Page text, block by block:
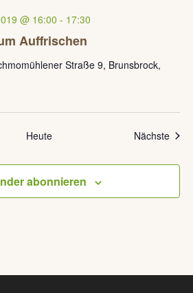
Auffrischen
@ 16:00 - 17:30
Straße 9, Brunsbrock,
Heute Nächste
abonnieren